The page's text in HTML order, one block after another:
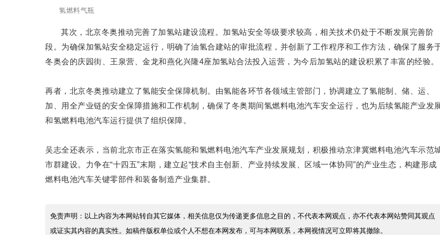
氢燃料气瓶
其次，北京冬奥推动完善了加氢站建设流程。加氢站安全等级要求较高，相关技术仍处于不断发展完善阶
段。为确保加氢站安全稳定运行，明确了油氢合建站的审批流程，并创新了工作程序和工作方法，确保了服务
冬奥会的庆园街、王泉营、金龙和燕化兴隆4座加氢站合法投入运营，为今后加氢站的建设积累了丰富的经验。
再者，北京冬奥推动建立了氢能安全保障机制。由氢能各环节各领域主管部门，协调建立了氢能制、储、运、
加、用全产业链的安全保障措施和工作机制，确保了冬奥期间氢燃料电池汽车安全运行，也为后续氢能产业发
和氢燃料电池汽车运行提供了组织保障。
吴志全还表示，当前北京市正在落实氢能和氢燃料电池汽车产业发展规划，积极推动京津冀燃料电池汽车示范
市群建设。力争在“十四五”末期，建立起“技术自主创新、产业持续发展、区域一体协同”的产业生态，构建形成
燃料电池汽车关键零部件和装备制造产业集群。
免责声明：以上内容为本网站转自其它媒体，相关信息仅为传递更多信息之目的，不代表本网观点，亦不代表本网站赞同其观点
或证实其内容的真实性。如稿件版权单位或个人不想在本网发布，可与本网联系，本网视情况可立即将其撤除。